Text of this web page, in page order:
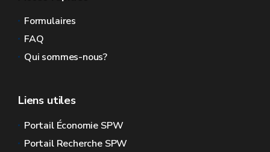
Formulaires
FAQ
Qui sommes-nous?
Liens utiles
Portail Économie SPW
Portail Recherche SPW